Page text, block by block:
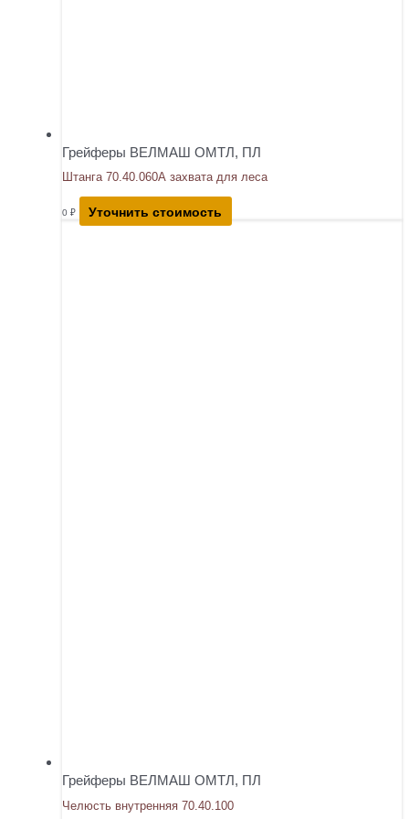
Грейферы ВЕЛМАШ ОМТЛ, ПЛ
Штанга 70.40.060А захвата для леса
0 ₽ Уточнить стоимость
Грейферы ВЕЛМАШ ОМТЛ, ПЛ
Челюсть внутренняя 70.40.100